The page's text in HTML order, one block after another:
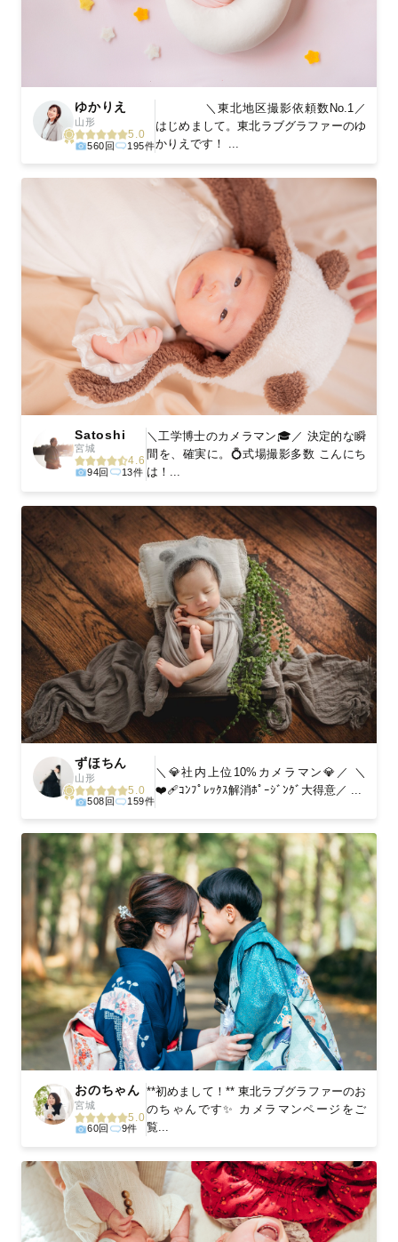
ゆかりえ
山形
5.0
560回 195件
＼東北地区撮影依頼数No.1／
はじめまして。東北ラブグラファーのゆ
かりえです！ ...
Satoshi
宮城
4.6
94回 13件
＼工学博士のカメラマン🎓／ 決定的な瞬
間を、確実に。💍式場撮影多数 こんにち
は！...
ずほちん
山形
5.0
508回 159件
＼💎社内上位10%カメラマン💎／ ＼
❤️‍🩹ｺﾝﾌﾟﾚｯｸｽ解消ﾎﾟｰｼﾞﾝｸﾞ大得意／ ...
おのちゃん
宮城
5.0
60回 9件
**初めまして！** 東北ラブグラファーのお
のちゃんです✨ カメラマンページをご
覧...